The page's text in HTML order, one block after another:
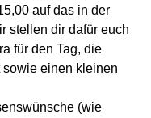
auf das in der
stellen dir dafür euch
für den Tag, die
einen kleinen
(wie